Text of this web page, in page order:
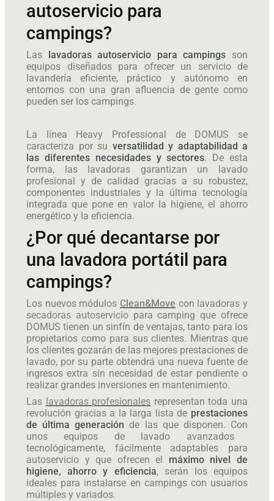
autoservicio para
campings?
Las lavadoras autoservicio para campings son
equipos diseñados para ofrecer un servicio de
lavandería eficiente, práctico y autónomo en
entornos con una gran afluencia de gente como
pueden ser los campings.
La línea Heavy Professional de DOMUS se
caracteriza por su versatilidad y adaptabilidad a
las diferentes necesidades y sectores. De esta
forma, las lavadoras garantizan un lavado
profesional y de calidad gracias a su robustez,
componentes industriales y la última tecnología
integrada que pone en valor la higiene, el ahorro
energético y la eficiencia.
¿Por qué decantarse por
una lavadora portátil para
campings?
Los nuevos módulos Clean&Move con lavadoras y
secadoras autoservicio para campingque ofrece
DOMUS tienen un sinfín de ventajas, tanto para los
propietarios como para sus clientes. Mientras que
los clientes gozarán de las mejores prestaciones de
lavado, por su parte obtendrá una nueva fuente de
ingresos extra sin necesidad de estar pendiente o
realizar grandes inversiones en mantenimiento.
Las lavadoras profesionales representan toda una
revolución gracias a la larga lista de prestaciones
de última generación de las que disponen. Con
unos equipos de lavado avanzados
tecnológicamente, fácilmente adaptables para
autoservicio y que ofrecen el máximo nivel de
higiene, ahorro y eficiencia,serán los equipos
ideales para instalarse en campings con usuarios
múltiples y variados.